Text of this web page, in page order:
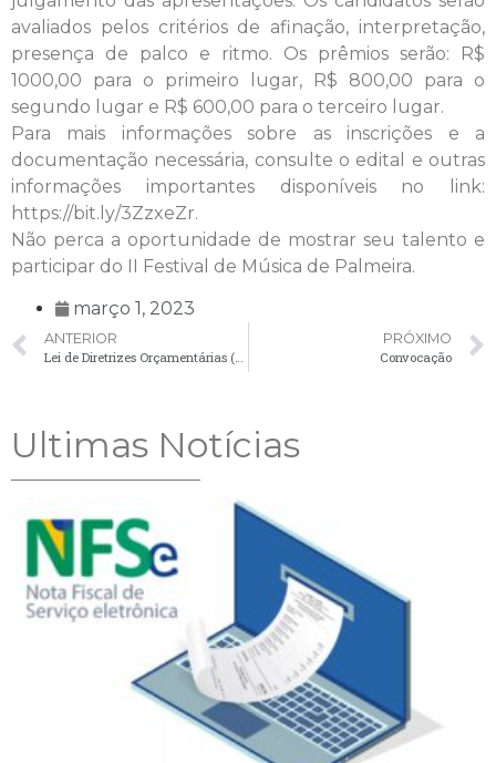
avaliados pelos critérios de afinação, interpretação,
presença de palco e ritmo. Os prêmios serão: R$
1000,00 para o primeiro lugar, R$ 800,00 para o
segundo lugar e R$ 600,00 para o terceiro lugar.
Para mais informações sobre as inscrições e a
documentação necessária, consulte o edital e outras
informações importantes disponíveis no link:
https://bit.ly/3ZzxeZr.
Não perca a oportunidade de mostrar seu talento e
participar do II Festival de Música de Palmeira.
março 1, 2023
ANTERIOR
Lei de Diretrizes Orçamentárias (LDO) 2024
PRÓXIMO
Convocação
Ultimas Notícias